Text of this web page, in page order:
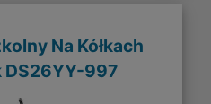
Na Kółkach
DS26YY-997